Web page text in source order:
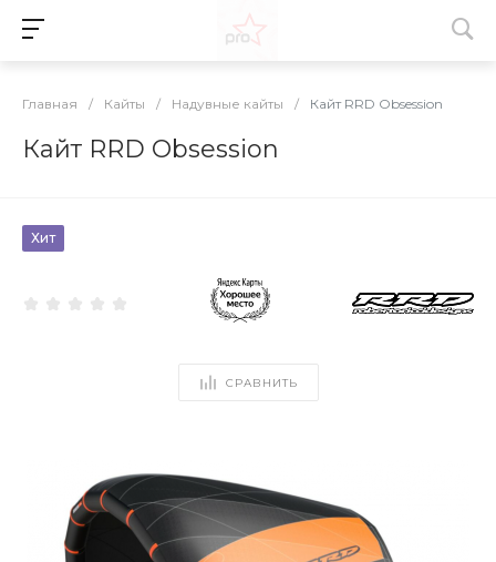
Главная / Кайты / Надувные кайты / Кайт RRD Obsession
Кайт RRD Obsession
Хит
СРАВНИТЬ